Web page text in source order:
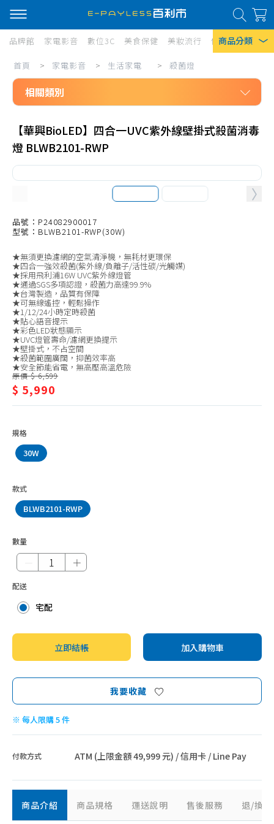
商品分類
熱門搜尋
風扇
除濕機
衛生紙
品牌館 家電影音 數位3C 美食保健 美妝流行 傢俱寢具 居
家
電
影
音/
生
活
家
殺
燈
首頁 > 家電影音 > 生活家電 > 殺菌燈
相關類別
生活家電
無線吸塵器
筒式吸塵器
掃地機、配件
塵蟎機、耗材
除菌、消毒機
清潔機、洗地機
殺菌燈
加濕器
檯燈、夾燈、配件
捕蚊燈
捕蚊拍
掛燙機、熨斗
電話、對講機
插座、延長線
智能家電
【華興BioLED】四合一UVC紫外線壁掛式殺菌消毒
燈 BLWB2101-RWP
品號：P24082900017
型號：BLWB2101-RWP(30W)
★無須更換濾網的空氣清淨機，無耗材更環保
★四合一強效殺菌(紫外線/負離子/活性碳/光觸媒)
★採用飛利浦16W UVC紫外線燈管
★通過SGS多項認證，殺菌力高達99.9%
★台灣製造，品質有保障
★可無線遙控，輕鬆操作
★1/12/24小時定時殺菌
★貼心語音提示
★彩色LED狀態顯示
★UVC燈管壽命/濾網更換提示
★壁掛式，不占空間
★殺菌範圍廣闊，抑菌效率高
★安全節能省電，無高壓高溫危險
原價 $ 6,599
$ 5,990
規格
30W
款式
BLWB2101-RWP
數量
＋
配送
宅配
立即結帳 加入購物車
我要收藏
※ 每人限購 5 件
付款方式 ATM (上限金額 49,999 元) / 信用卡 / Line Pay
商品介紹 商品規格 運送說明 售後服務 退/換